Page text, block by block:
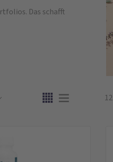
Das schafft
12